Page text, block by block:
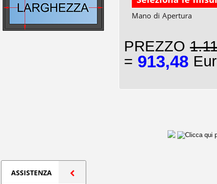
Mano di Apertura
PREZZO
= 913,48
ASSISTENZA